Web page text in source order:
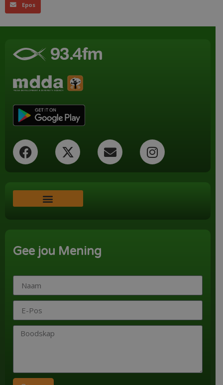
Epos
Gee jou Mening